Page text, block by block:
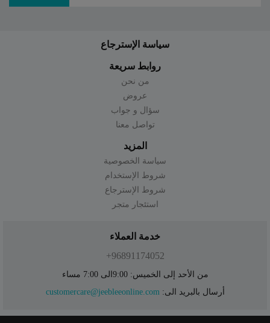
سياسة الإسترجاع
روابط سريعة
من نحن
عروض
سؤال و جواب
تواصل معنا
المزيد
سياسة الخصوصية
شروط الإستخدام
شروط الإسترجاع
استئجار متجر
خدمة العملاء
96891174052+
من الأحد إلى الخميس: 9:00الى 7:00 مساء
أرسال بالبريد الى: customercare@jeebleeonline.com